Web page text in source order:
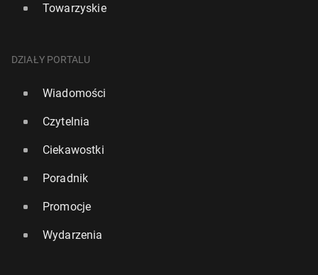
Towarzyskie
DZIAŁY PORTALU
Wiadomości
Czytelnia
Ciekawostki
Poradnik
Promocje
Wydarzenia